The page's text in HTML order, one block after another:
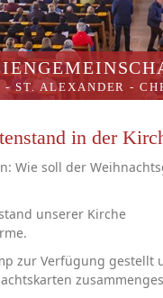
- ST. ALEXANDER -
in der
Wie soll der
unserer Kirche
zur Verfügung gestellt